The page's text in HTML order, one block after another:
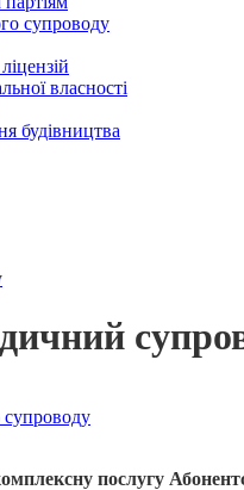
супроводу
власності
будівництва
послугу